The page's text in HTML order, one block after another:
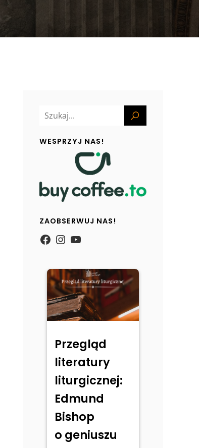
WESPRZYJ NAS!
ZAOBSERWUJ NAS!
https://
Instagram
YouTube
Przegląd
literatury
liturgicznej:
Edmund
Bishop
o geniuszu